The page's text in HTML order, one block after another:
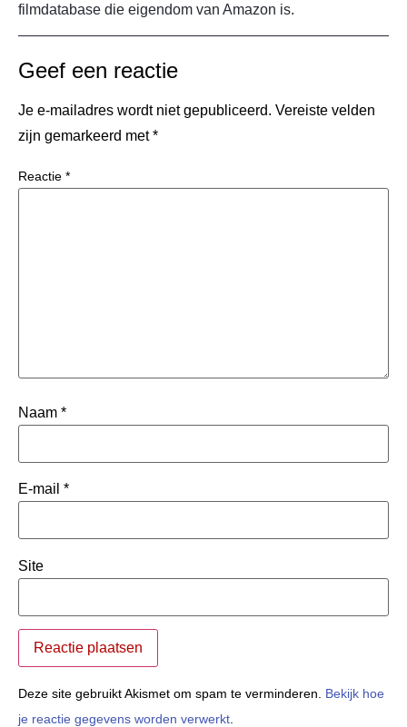
filmdatabase die eigendom van Amazon is.
Geef een reactie
Je e-mailadres wordt niet gepubliceerd. Vereiste velden
zijn gemarkeerd met*
Reactie *
Naam *
E-mail *
Site
Deze site gebruikt Akismet om spam te verminderen. Bekijk hoe
je reactie gegevens worden verwerkt